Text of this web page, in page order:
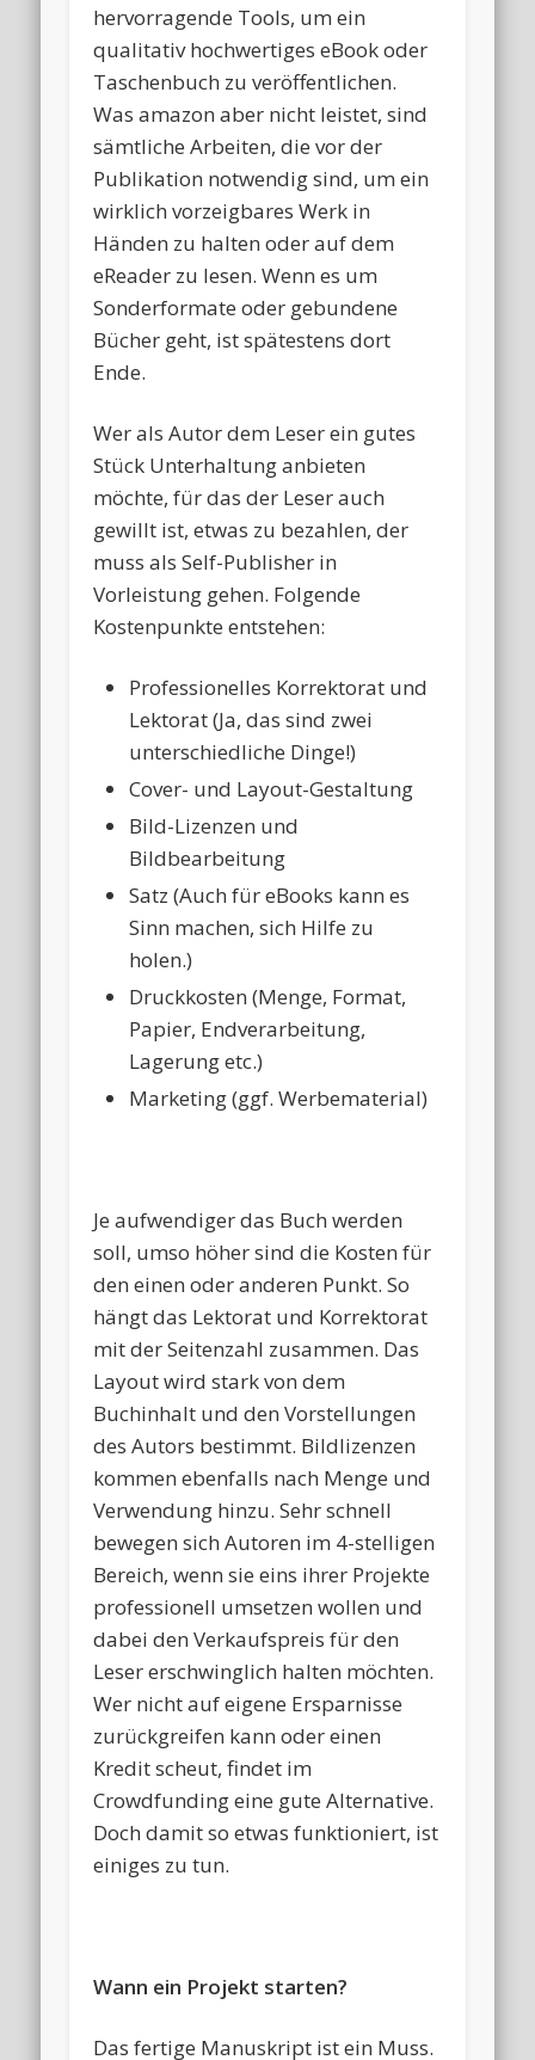
hervorragende Tools, um ein
qualitativ hochwertiges eBook oder
Taschenbuch zu veröffentlichen.
Was amazon aber nicht leistet, sind
sämtliche Arbeiten, die vor der
Publikation notwendig sind, um ein
wirklich vorzeigbares Werk in
Händen zu halten oder auf dem
eReader zu lesen. Wenn es um
Sonderformate oder gebundene
Bücher geht, ist spätestens dort
Ende.
Wer als Autor dem Leser ein gutes
Stück Unterhaltung anbieten
möchte, für das der Leser auch
gewillt ist, etwas zu bezahlen, der
muss als Self-Publisher in
Vorleistung gehen. Folgende
Kostenpunkte entstehen:
Professionelles Korrektorat und
Lektorat (Ja, das sind zwei
unterschiedliche Dinge!)
Cover- und Layout-Gestaltung
Bild-Lizenzen und
Bildbearbeitung
Satz (Auch für eBooks kann es
Sinn machen, sich Hilfe zu
holen.)
Druckkosten (Menge, Format,
Papier, Endverarbeitung,
Lagerung etc.)
Marketing (ggf. Werbematerial)
Je aufwendiger das Buch werden
soll, umso höher sind die Kosten für
den einen oder anderen Punkt. So
hängt das Lektorat und Korrektorat
mit der Seitenzahl zusammen. Das
Layout wird stark von dem
Buchinhalt und den Vorstellungen
des Autors bestimmt. Bildlizenzen
kommen ebenfalls nach Menge und
Verwendung hinzu. Sehr schnell
bewegen sich Autoren im 4-stelligen
Bereich, wenn sie eins ihrer Projekte
professionell umsetzen wollen und
dabei den Verkaufspreis für den
Leser erschwinglich halten möchten.
Wer nicht auf eigene Ersparnisse
zurückgreifen kann oder einen
Kredit scheut, findet im
Crowdfunding eine gute Alternative.
Doch damit so etwas funktioniert, ist
einiges zu tun.
Wann ein Projekt starten?
Das fertige Manuskript ist ein Muss.